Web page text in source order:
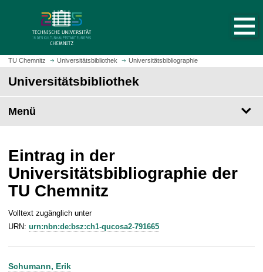
z
m
t
e
i
t
u
f
r
u
e
n
TU Chemnitz Universitätsbibliothek Universitätsbibliographie
Universitätsbibliothek
Menü
Eintrag in der
Universitätsbibliographie der
TU Chemnitz
Volltext zugänglich unter
URN: urn:nbn:de:bsz:ch1-qucosa2-791665
Schumann, Erik